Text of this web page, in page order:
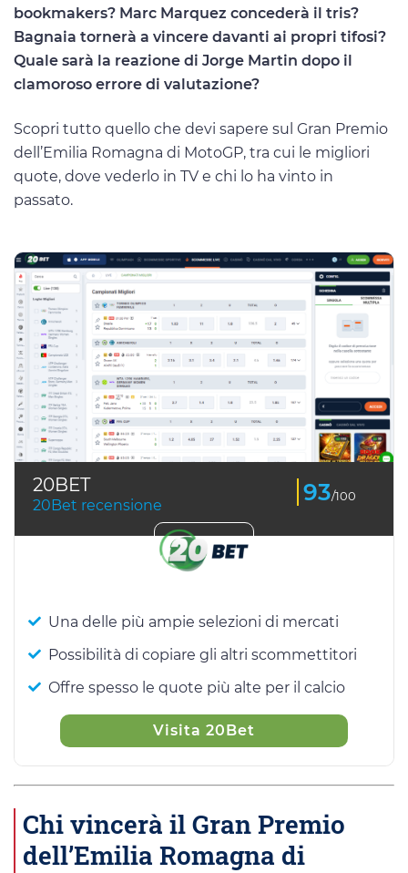
bookmakers? Marc Marquez concederà il tris?
Bagnaia tornerà a vincere davanti ai propri tifosi?
Quale sarà la reazione di Jorge Martin dopo il
clamoroso errore di valutazione?
Scopri tutto quello che devi sapere sul Gran Premio
dell’Emilia Romagna di MotoGP, tra cui le migliori
quote, dove vederlo in TV e chi lo ha vinto in
passato.
20BET
20Bet recensione 93/100
Una delle più ampie selezioni di mercati
Possibilità di copiare gli altri scommettitori
Offre spesso le quote più alte per il calcio
Visita 20Bet
Chi vincerà il Gran Premio
dell’Emilia Romagna di